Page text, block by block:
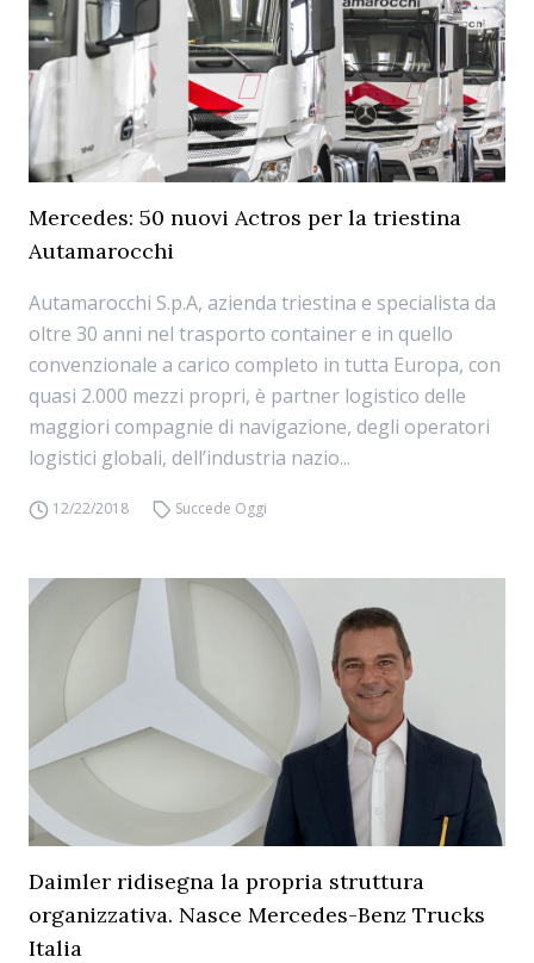
Mercedes: 50 nuovi Actros per la triestina
Autamarocchi
Autamarocchi S.p.A, azienda triestina e specialista da
oltre 30 anni nel trasporto container e in quello
convenzionale a carico completo in tutta Europa, con
quasi 2.000 mezzi propri, è partner logistico delle
maggiori compagnie di navigazione, degli operatori
logistici globali, dell’industria nazio...
12/22/2018 Succede Oggi
Daimler ridisegna la propria struttura
organizzativa. Nasce Mercedes-Benz Trucks
Italia